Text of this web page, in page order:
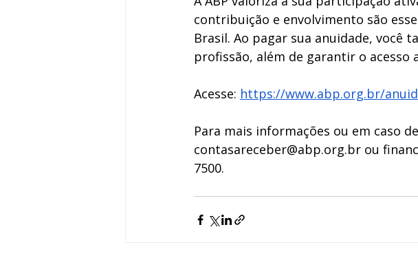
contribuição e envolvimento são
Brasil. Ao pagar sua anuidade, você
profissão, além de garantir o acesso
Acesse: https://www.abp.org.br/
Para mais informações ou em caso
contasareceber@abp.org.br ou
7500.